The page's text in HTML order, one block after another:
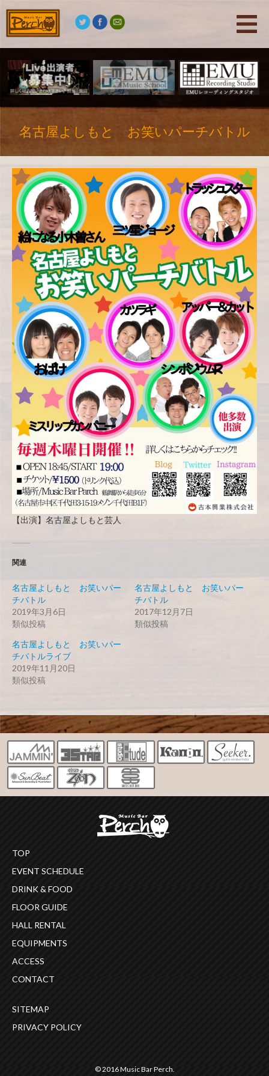
名古屋よしもと お笑いパーチバトル
【出演】名古屋よしもと芸人
関連
名古屋よしもと お笑いパー
チバトル
2019年3月6日
類似投稿
名古屋よしもと お笑いパー
チバトル
2017年12月7日
類似投稿
名古屋よしもと お笑いパー
チバトルライブ
2019年11月20日
類似投稿
TOP
EVENT SCHEDULE
DRINK & FOOD
FLOOR GUIDE
HALL RENTAL
EQUIPMENTS
ACCESS
CONTACT
SITEMAP
PRIVACY POLICY
© 2016 Music Bar Perch.